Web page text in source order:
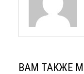
ВАМ ТАКЖЕ